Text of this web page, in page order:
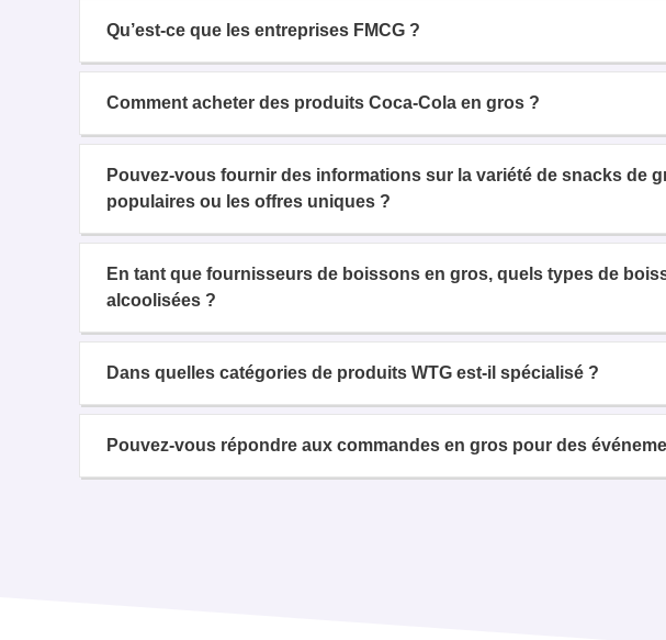
Qu’est-ce que les entreprises FMCG ?
Comment acheter des produits Coca-Cola en gros ?
Pouvez-vous fournir des informations sur la variété de snacks de
populaires ou les offres uniques ?
En tant que fournisseurs de boissons en gros, quels types de
alcoolisées ?
Dans quelles catégories de produits WTG est-il spécialisé ?
Pouvez-vous répondre aux commandes en gros pour des